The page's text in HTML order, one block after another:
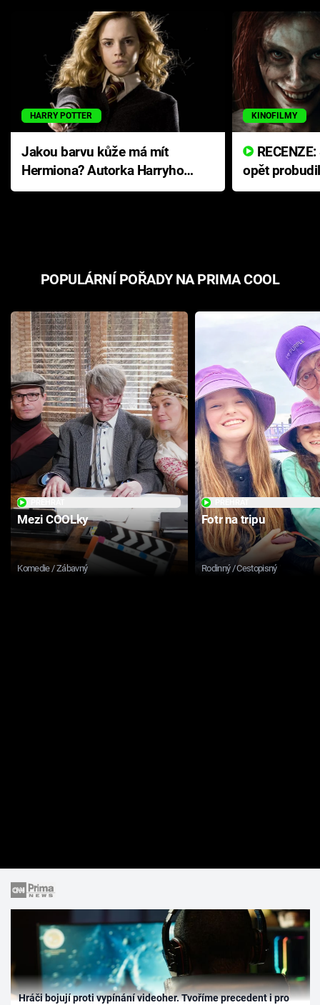
HARRY POTTER
Jakou barvu kůže má mít
Hermiona? Autorka Harryho
Pottera přišla s ráznou
KINOFILMY
opět
přichází s
POPULÁRNÍ POŘADY NA PRIMA COOL
Mezi COOLky
Komedie / Zábavný
Fotr na tripu
Rodinný / Cestopisný
Hráči bojují proti vypínání videoher. Tvoříme precedent i pro